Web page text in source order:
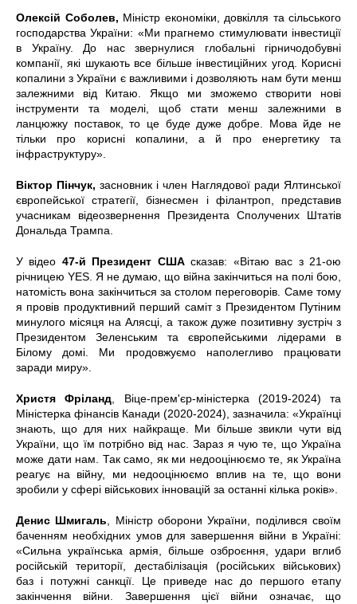
Олексій Соболев, Міністр економіки, довкілля та сільського
господарства України: «Ми прагнемо стимулювати інвестиції
в Україну. До нас звернулися глобальні гірничодобувні
компанії, які шукають все більше інвестиційних угод. Корисні
копалини з України є важливими і дозволяють нам бути менш
залежними від Китаю. Якщо ми зможемо створити нові
інструменти та моделі, щоб стати менш залежними в
ланцюжку поставок, то це буде дуже добре. Мова йде не
тільки про корисні копалини, а й про енергетику та
інфраструктуру».
Віктор Пінчук, засновник і член Наглядової ради Ялтинської
європейської стратегії, бізнесмен і філантроп, представив
учасникам відеозвернення Президента Сполучених Штатів
Дональда Трампа.
У відео 47-й Президент СШАсказав: «Вітаю вас з 21-ою
річницею YES. Я не думаю, що війна закінчиться на полі бою,
натомість вона закінчиться за столом переговорів. Саме тому
я провів продуктивний перший саміт з Президентом Путіним
минулого місяця на Алясці, а також дуже позитивну зустріч з
Президентом Зеленським та європейськими лідерами в
Білому домі. Ми продовжуємо наполегливо працювати
заради миру».
Христя Фріланд , Віце-прем'єр-міністерка (2019-2024) та
Міністерка фінансів Канади (2020-2024), зазначила: «Українці
знають, що для них найкраще. Ми більше звикли чути від
України, що їм потрібно від нас. Зараз я чую те, що Україна
може дати нам. Так само, як ми недооцінюємо те, як Україна
реагує на війну, ми недооцінюємо вплив на те, що вони
зробили у сфері військових інновацій за останні кілька років».
Денис Шмигаль , Міністр оборони України, поділився своїм
баченням необхідних умов для завершення війни в Україні:
«Сильна українська армія, більше озброєння, удари вглиб
російській території, дестабілізація (російських військових)
баз і потужні санкції. Це приведе нас до першого етапу
закінчення війни. Завершення цієї війни означає, що